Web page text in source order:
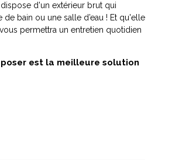
d'un extérieur brut qui
bain ou une salle d’eau ! Et qu'elle
permettra un entretien quotidien
est la meilleure solution